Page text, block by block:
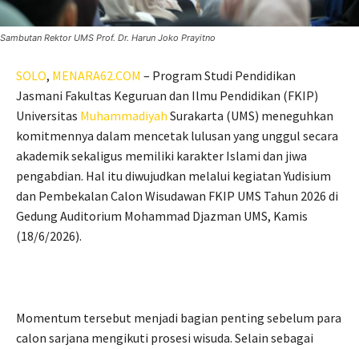
Sambutan Rektor UMS Prof. Dr. Harun Joko Prayitno
SOLO, MENARA62.COM – Program Studi Pendidikan
Jasmani Fakultas Keguruan dan Ilmu Pendidikan (FKIP)
Universitas Muhammadiyah Surakarta (UMS) meneguhkan
komitmennya dalam mencetak lulusan yang unggul secara
akademik sekaligus memiliki karakter Islami dan jiwa
pengabdian. Hal itu diwujudkan melalui kegiatan Yudisium
dan Pembekalan Calon Wisudawan FKIP UMS Tahun 2026 di
Gedung Auditorium Mohammad Djazman UMS, Kamis
(18/6/2026).
Momentum tersebut menjadi bagian penting sebelum para
calon sarjana mengikuti prosesi wisuda. Selain sebagai